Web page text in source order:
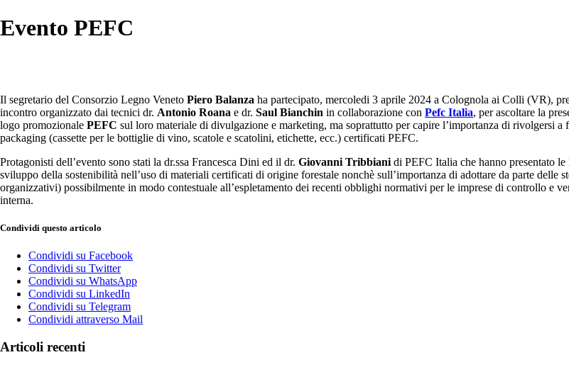
Evento PEFC
Il segretario del Consorzio Legno Veneto Piero Balanza ha partecipato, mercoledi 3 aprile 2024 a Colognola ai Colli (VR),
incontro organizzato dai tecnici dr. Antonio Roana e dr. Saul Bianchin in collaborazione con Pefc Italia, per ascoltare la
logo promozionale PEFC sul loro materiale di divulgazione e marketing, ma soprattutto per capire l’importanza di rivolgersi
packaging (cassette per le bottiglie di vino, scatole e scatolini, etichette, ecc.) certificati PEFC.
Protagonisti dell’evento sono stati la dr.ssa Francesca Dini ed il dr. Giovanni Tribbiani di PEFC Italia che hanno presentato
sviluppo della sostenibilità nell’uso di materiali certificati di origine forestale nonchè sull’importanza di adottare da parte
organizzativi) possibilmente in modo contestuale all’espletamento dei recenti obblighi normativi per le imprese di controllo e
interna.
Condividi questo articolo
Condividi su Facebook
Condividi su Twitter
Condividi su WhatsApp
Condividi su LinkedIn
Condividi su Telegram
Condividi attraverso Mail
Articoli recenti